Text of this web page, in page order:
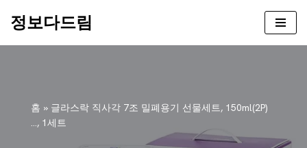
정보다드림
홈 » 글라스락 직사각 7조 밀폐용기 선물세트, 150ml(2P)
…, 1세트